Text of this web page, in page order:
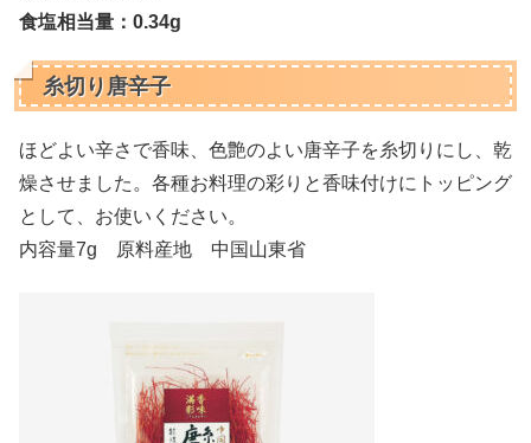
食塩相当量：0.34g
糸切り唐辛子
ほどよい辛さで香味、色艶のよい唐辛子を糸切りにし、乾
燥させました。各種お料理の彩りと香味付けにトッピング
として、お使いください。
内容量7g 原料産地 中国山東省